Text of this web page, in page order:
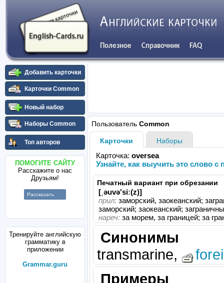
Полезное Справочник FAQ
Добавить карточки
Карточки Common
Новый набор
Наборы Common
Топ авторов
ПОМОГИТЕ САЙТУ
Расскажите о нас
Друзьям!
Рассказать
Тренируйте английскую
грамматику в
приложении
Grammar.guru
Пользователь Common
Карточки Наборы
Карточка: oversea
Узнайте, как выучить это слово
Печатный вариант при обрезании
[ˌəuvə'siː(z)]
прил: заморский, заокеанский;
заморский; заокеанский;
нареч: за морем, за границей; за
Синонимы
transmarine,
Примеры